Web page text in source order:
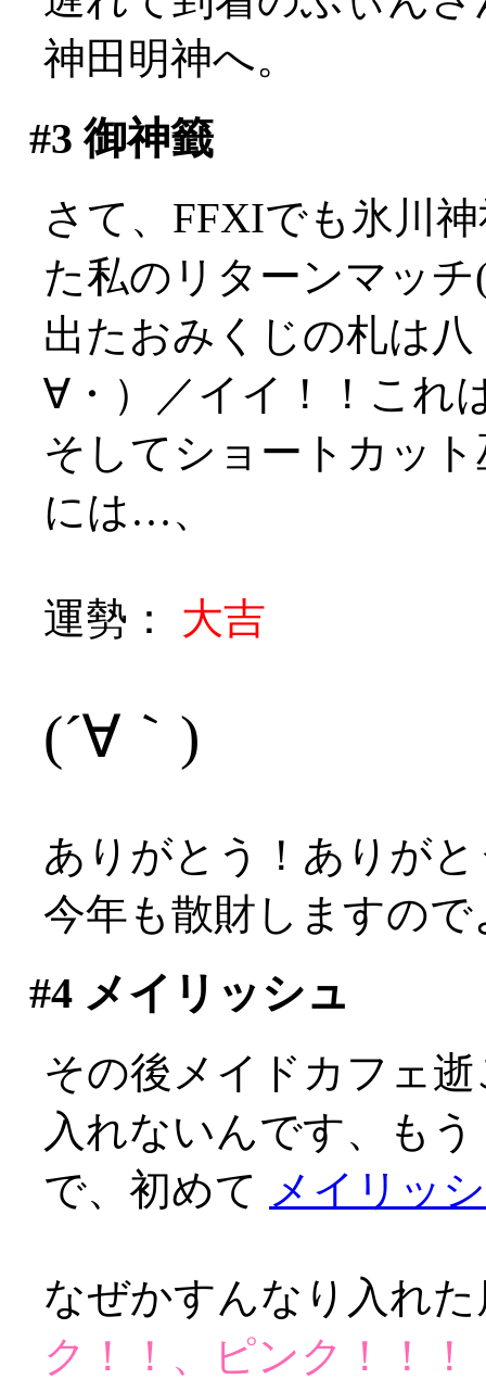
神田明神へ。
#3 御神籤
さて、FFXIでも氷川
た私のリターンマッ
出たおみくじの札は
∀・）／イイ！！これ
そしてショートカッ
には…、
運勢： 大吉
(´∀｀)
ありがとう！ありが
今年も散財しますの
#4メイリッシュ
その後メイドカフェ
入れないんです、も
で、初めて メイリッ
なぜかすんなり入れ
ク！！、ピンク！！！